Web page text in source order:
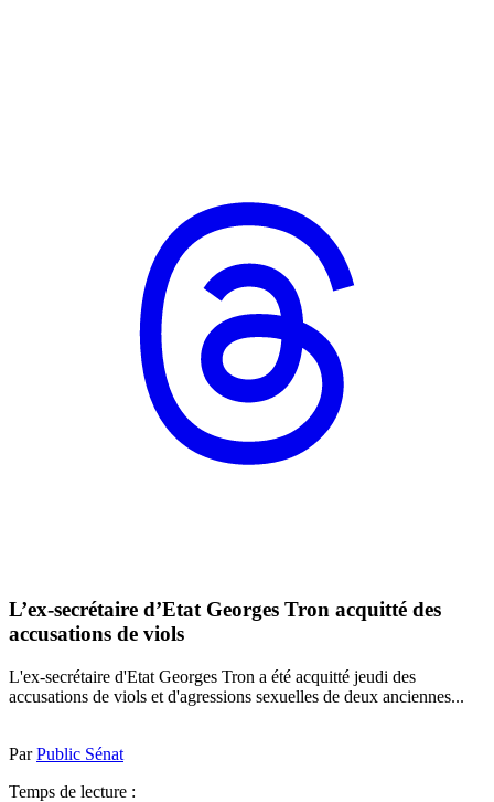
L’ex-secrétaire d’Etat Georges Tron acquitté des
accusations de viols
L'ex-secrétaire d'Etat Georges Tron a été acquitté jeudi des
accusations de viols et d'agressions sexuelles de deux anciennes...
ParPublic Sénat
Temps de lecture :